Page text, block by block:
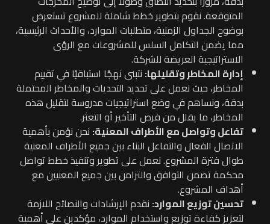
المتوقعة. نقوم بتطوير خطط شاملة للمشروع تستعرض
بوضوح الجداول الزمنية، متطلبات الموارد، والأحداث الرئيسية،
مما يضمن التكامل السلس للمشروعات مع الرؤى
الاستراتيجية العريضة للشركة.
إدارة المخاطر وتقليلها: نتبنى نهجًا استباقيًا في تقييم
المخاطر، حيث نعمل على تحديد التحديات والمخاطر المحتملة
بدقة، ونساهم في وضع استراتيجيات مدروسة لتقليل هذه
المخاطر، ما يقلل من فرص التأخير أو التعثر.
تفاعل وتواصل مع الأطراف المعنية: نحن نؤمن بأهمية
الاتصال الفعال والتفاعل البناء بين جميع الأطراف المعنية
طوال فترة المشروع. نعمل على تطوير وتنفيذ خطط تواصل
محكمة تضمن التوافق والتزامن بين جميع المعنيين مع
أهداف المشروع.
تحسين توزيع الموارد: نقدم الإرشادات والنصائح اللازمة
لتعزيز كفاءة توزيع واستخدام الموارد، مؤكدين على أهمية